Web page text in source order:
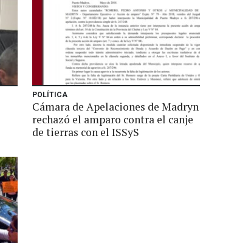
POLÍTICA
Cámara de Apelaciones de Madryn
rechazó el amparo contra el canje
de tierras con el ISSyS